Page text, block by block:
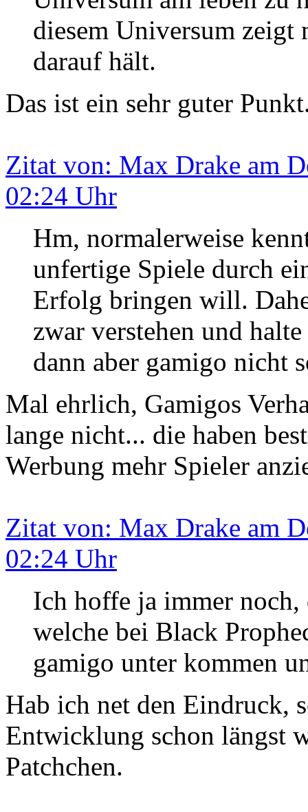
diesem Universum zeigt
darauf hält.
Das ist ein sehr guter
Zitat von: Max Drake am
02:24 Uhr
Hm, normalerweise
unfertige Spiele durch
Erfolg bringen will.
zwar verstehen und
dann aber gamigo nicht
Mal ehrlich, Gamigos
lange nicht... die haben
Werbung mehr Spieler
Zitat von: Max Drake am
02:24 Uhr
Ich hoffe ja immer noch,
welche bei Black
gamigo unter kommen
Hab ich net den Eindruck,
Entwicklung schon längst
Patchchen.